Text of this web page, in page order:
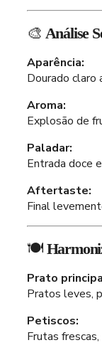
🎨 Análise
Aparência:
Dourado claro
Aroma:
Explosão de
Paladar:
Entrada doce
Aftertaste:
Final
🍽️
Prato
Pratos leves,
Petiscos:
Frutas